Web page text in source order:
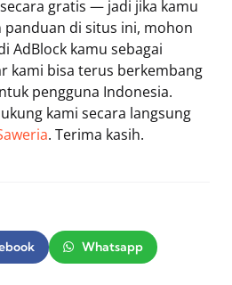
gratis — jadi jika kamu
di situs ini, mohon
AdBlock kamu sebagai
kami bisa terus berkembang
pengguna Indonesia.
kami secara langsung
. Terima kasih.
Whatsapp